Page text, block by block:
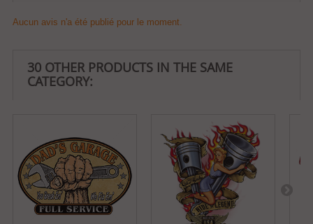
Aucun avis n'a été publié pour le moment.
30 OTHER PRODUCTS IN THE SAME
CATEGORY: